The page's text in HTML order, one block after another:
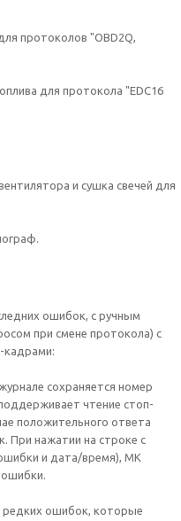
протоколов "OBD2Q,
для протокола "EDC16
и сушка свечей для
ошибок, с ручным
при смене протокола) с
кадрами:
сохраняется номер
чтение стоп-
положительного ответа
При нажатии на строке с
и дата/время), МК
редких ошибок, которые